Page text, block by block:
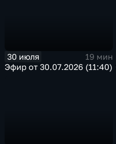
30 июля
19 мин
Эфир от 30.07.2026 (11:40)